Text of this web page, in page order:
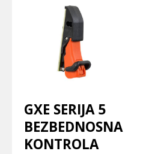
GXE SERIJA 5
BEZBEDNOSNA
KONTROLA